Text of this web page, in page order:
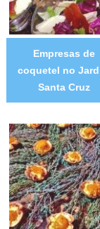
Empresas de
coquetel no
Santa Cruz